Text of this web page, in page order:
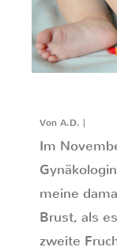
Von A.D. |
Im
meine
Brust, als
zweite